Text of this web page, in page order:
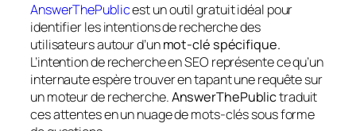
AnswerThePublicest un outil gratuit idéal pour
identifier les intentions de recherche des
utilisateurs autour d’unmot-clé spécifique.
L’intention de recherche en SEO représente ce qu’un
internaute espère trouver en tapant une requête sur
un moteur de recherche.AnswerThePublictraduit
ces attentes en un nuage de mots-clés sous forme